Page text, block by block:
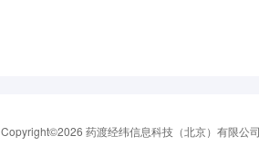
Copyright©2026 药渡经纬信息科技（北京）有限公